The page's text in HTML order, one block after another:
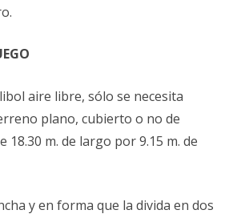
aire libre, sólo se necesita
plano, cubierto o no de
18.30 m. de largo por 9.15 m. de
y en forma que la divida en dos